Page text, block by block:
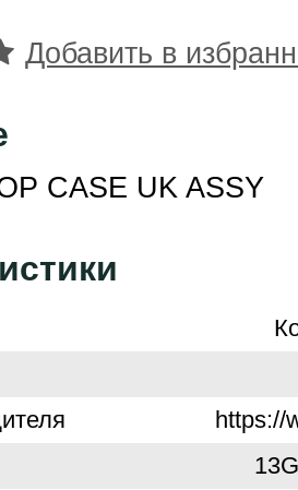
Добавить в
CASE UK ASSY
https://